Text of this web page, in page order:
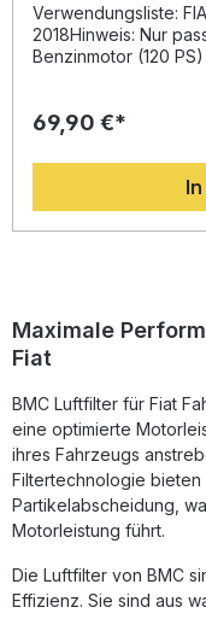
Verwendungsliste:
2018Hinweis: Nur
Benzinmotor (120
Ihres Fahrzeugs.
herkömmlichen
dem Motorsport und
der Motorleistung.
eine optimale
zuverlässiger
epoxidbeschichtetem
langlebigen,
der nicht nur die
Lebensdauer des Motors fördert.
für verbesserte Motorleistung
Technologie mit „Full
Materialien mit
Wartungsfreundlich und
Lieferumfang: 1x BMC Performance Luftfilter FB01011/01
Montagehinweise
69,90 €*
Maximale
Fiat
BMC Luftfilter für Fiat
eine optimierte
ihres Fahrzeugs
Filtertechnologie
Partikelabscheidung,
Motorleistung führt.
Die Luftfilter von BMC
Effizienz. Sie sind aus